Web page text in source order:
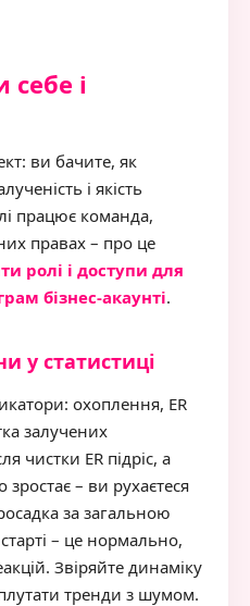
себе і
ви бачите, як
і якість
працює команда,
правах – про це
ролі і доступи для
бізнес-акаунті.
у статистиці
охоплення, ER
залучених
чистки ER підріс, а
– ви рухаєтеся
за загальною
– це нормально,
Звіряйте динаміку
тренди з шумом.